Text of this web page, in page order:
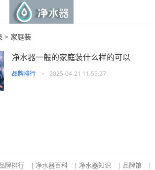
> 家庭装
净水器一般的家庭装什么样的可以
品牌排行 • 2025-04-21 11:55:27
牌排行 | 净水器百科 | 净水器知识 | 品牌馆 |